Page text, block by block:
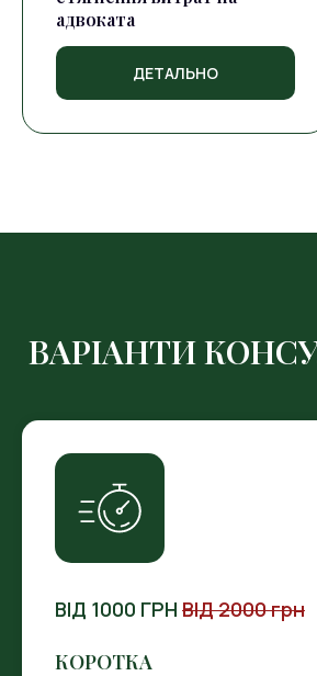
адвоката
ДЕТАЛЬНО
ВАРІАНТИ
ВІД 1000 ГРН ВІД 2000 грн
КОРОТКА